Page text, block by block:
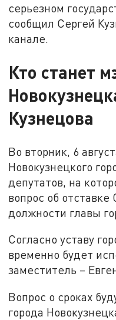
серьезном
сообщил Сергей
канале.
Кто станет
Кузнецова
Во вторник, 6
Новокузнецкого
депутатов, на
вопрос об отставке
должности главы
Согласно уставу
временно будет
заместитель –
Вопрос о сроках
города